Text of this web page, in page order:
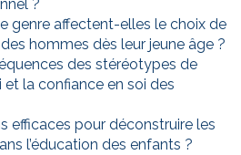
?
genre affectent-elles le choix de
hommes dès leur jeune âge ?
des stéréotypes de
et la confiance en soi des
efficaces pour déconstruire les
l’éducation des enfants ?